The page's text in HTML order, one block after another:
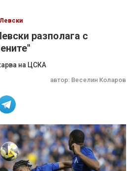
Левски
разполага с
на ЦСКА
автор: Веселин Коларов